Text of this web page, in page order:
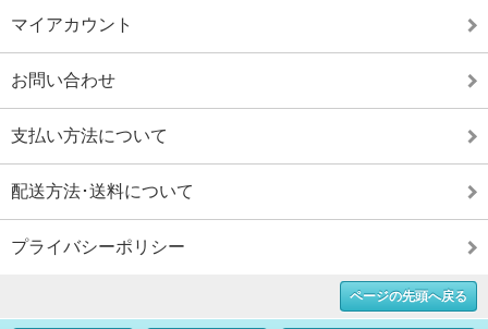
マイアカウント
お問い合わせ
支払い方法について
配送方法･送料について
プライバシーポリシー
ページの先頭へ戻る